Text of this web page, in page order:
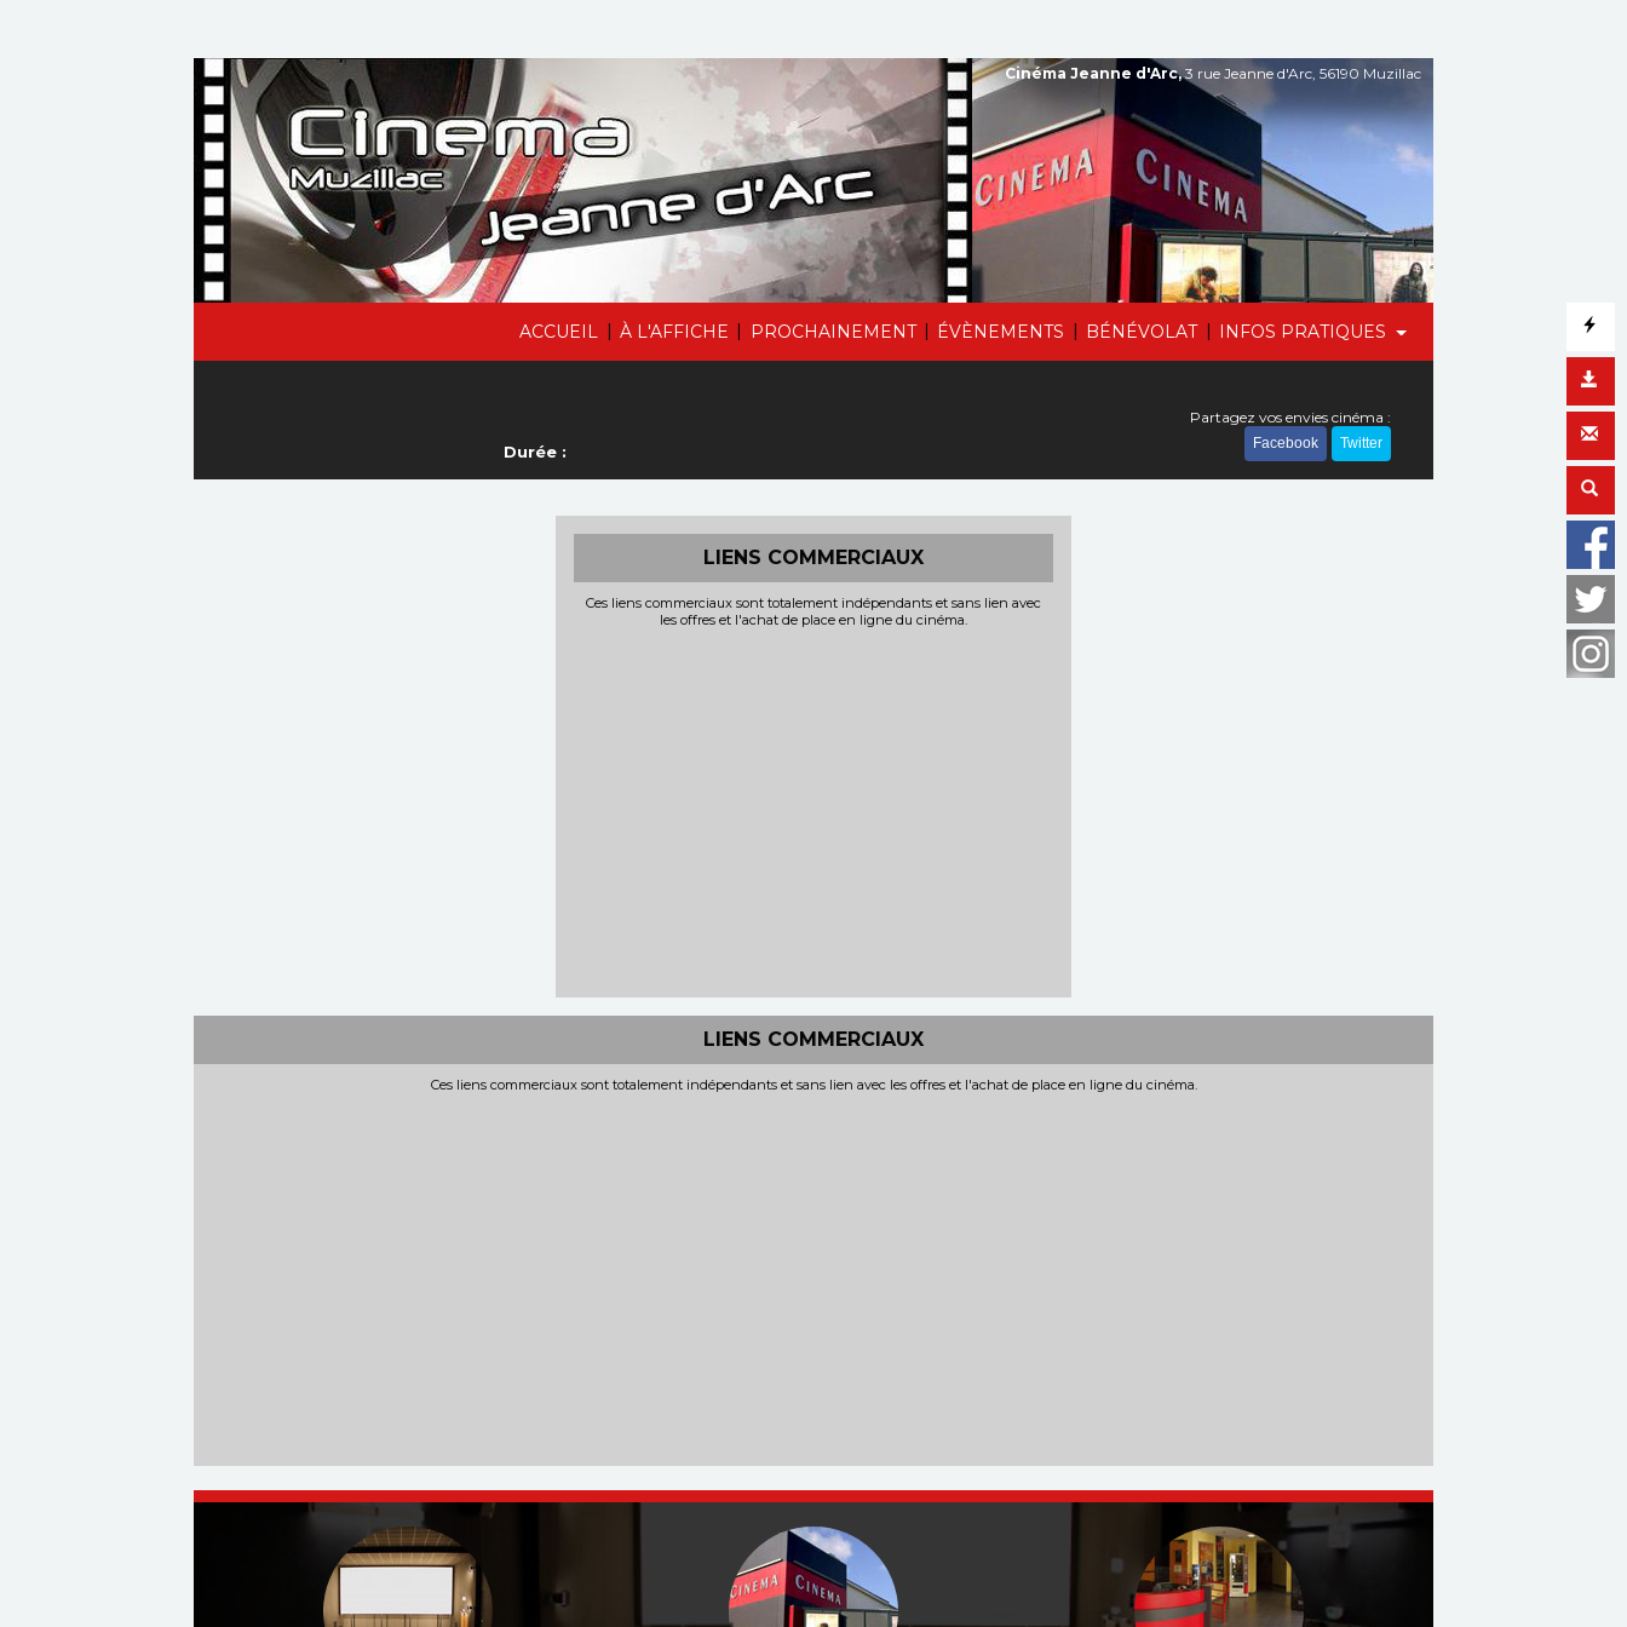
ACCUEIL | À L'AFFICHE | PROCHAINEMENT | ÉVÈNEMENTS | BÉNÉVOLAT | INFOS PRATIQUES
Cinéma Jeanne d'Arc,3 rue Jeanne d'Arc, 56190 Muzillac
Durée :
Partagez vos envies cinéma :
Facebook Twitter
LIENS COMMERCIAUX
Ces liens commerciaux sont totalement indépendants et sans lien avec
les offres et l'achat de place en ligne du cinéma.
LIENS COMMERCIAUX
Ces liens commerciaux sont totalement indépendants et sans lien avec les offres et l'achat de place en ligne du cinéma.